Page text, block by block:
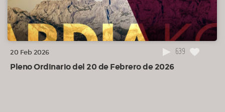
20 Feb 2026 639
Pleno Ordinario del 20 de Febrero de 2026